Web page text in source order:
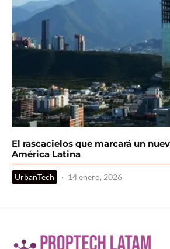
El rascacielos que marcará un
América Latina
UrbanTech · 14 enero, 2026